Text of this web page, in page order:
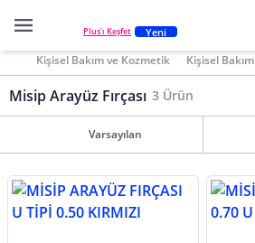
Plus'ı Keşfet Yeni
Kişisel Bakım ve Kozmetik Kişisel Bakım
Misip Arayüz Fırçası 3 Ürün
Varsayılan